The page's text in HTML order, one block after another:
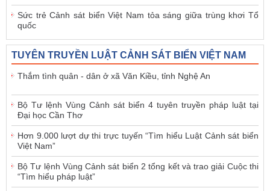
Sức trẻ Cảnh sát biển Việt Nam tỏa sáng giữa trùng khơi Tổ
quốc
TUYÊN TRUYỀN LUẬT CẢNH SÁT BIỂN VIỆT NAM
Thắm tình quân - dân ở xã Văn Kiều, tỉnh Nghệ An
Bộ Tư lệnh Vùng Cảnh sát biển 4 tuyên truyền pháp luật tại
Đại học Cần Thơ
Hơn 9.000 lượt dự thi trực tuyến “Tìm hiểu Luật Cảnh sát biển
Việt Nam”
Bộ Tư lệnh Vùng Cảnh sát biển 2 tổng kết và trao giải Cuộc thi
“Tìm hiểu pháp luật”